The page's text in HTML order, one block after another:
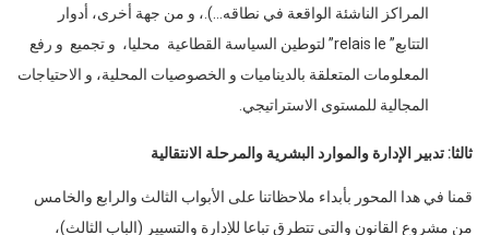
المراكز الناشئة الواقعة في نطاقه…).، و من جهة أخرى، أدوار
التتابع” relais le” لتوطين السياسة القطاعية محليا، و تجميع و رفع
المعلومات المتعلقة بالديناميات و الخصوصيات المحلية، و الاحتياجات
المجالية للمستوى الاستراتيجي.
ثالثا: تدبير الإدارة والموارد البشرية والمرحلة الانتقالية
قمنا في هدا المحور بأبداء ملاحظاتنا على الأبواب الثالث والرابع والخامس
من مشروع القانون والتي تتطرق تباعا للإدارة والتسيير (الباب الثالث)،